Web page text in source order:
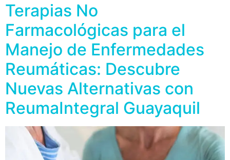
Terapias No
Farmacológicas para el
Manejo de Enfermedades
Reumáticas: Descubre
Nuevas Alternativas con
ReumaIntegral Guayaquil